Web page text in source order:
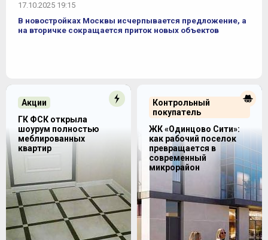
17.10.2025 19:15
В новостройках Москвы исчерпывается предложение, а
на вторичке сокращается приток новых объектов
Контрольный
покупатель
ЖК «Одинцово Сити»:
как рабочий поселок
превращается в
современный
микрорайон
Акции
ГК ФСК открыла
шоурум полностью
меблированных
квартир